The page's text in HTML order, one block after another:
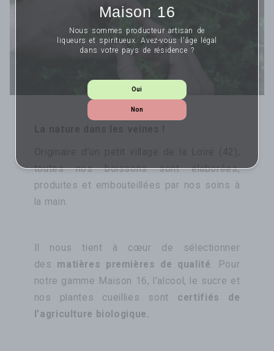
Maison 16
Nous sommes producteur artisan de
liqueurs et spiritueux. Avez-vous l'âge légal
dans votre pays de résidence ?
Oui
Non
toutes nos boissons sont élaborées,
produites et embouteillées par nos soins à
la main.
Il nous tient à cœur de sélectionner
des matières premières de qualité. Pour
notre gamme Maison 16, l’alcool, le sucre et
nos plantes cueillies sont certifiés de
l’agriculture biologique.